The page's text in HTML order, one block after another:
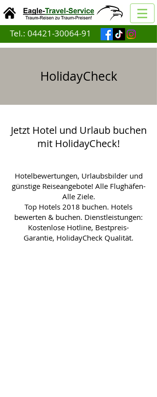
Tel.: 04421-30064-91
HolidayCheck
Jetzt Hotel und Urlaub buchen
mit HolidayCheck!
Hotelbewertungen, Urlaubsbilder und
günstige Reiseangebote! Alle Flughäfen-
Alle Ziele.
Top Hotels 2018 buchen. Hotels
bewerten & buchen. Dienstleistungen:
Kostenlose Hotline, Bestpreis-
Garantie, HolidayCheck Qualität.